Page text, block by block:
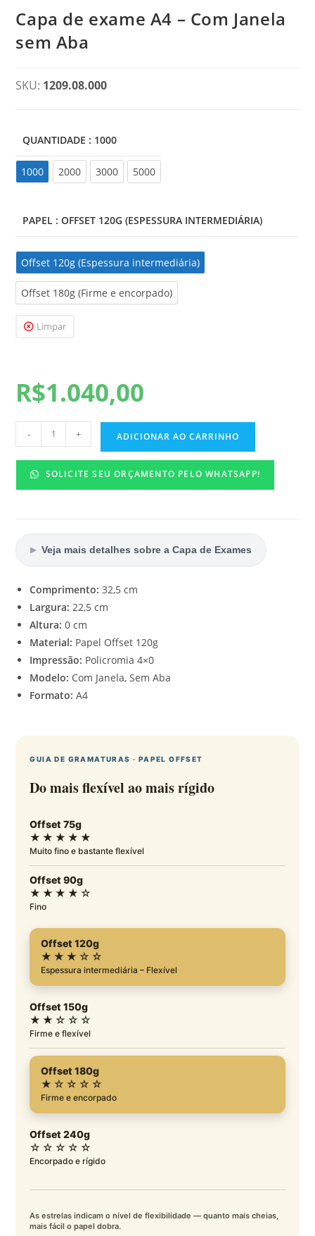
Capa de exame A4 – Com Janela
sem Aba
SKU: 1209.08.000
QUANTIDADE : 1000
1000
1000 2000 3000 5000
PAPEL : OFFSET 120G (ESPESSURA INTERMEDIÁRIA)
Offset 120g (Espessura intermediária)
Offset 120g (Espessura intermediária)
Offset 180g (Firme e encorpado)
Limpar
R$1.040,00
- + ADICIONAR AO CARRINHO
SOLICITE SEU ORÇAMENTO PELO WHATSAPP!
▶ Veja mais detalhes sobre a Capa de Exames
Comprimento: 32,5 cm
Largura: 22,5 cm
Altura: 0 cm
Material: Papel Offset 120g
Impressão: Policromia 4×0
Modelo: Com Janela, Sem Aba
Formato: A4
GUIA DE GRAMATURAS · PAPEL OFFSET
Do mais flexível ao mais rígido
Offset 75g
★★★★★
Muito fino e bastante flexível
Offset 90g
★★★★☆
Fino
Offset 120g
★★★☆☆
Espessura intermediária – Flexível
Offset 150g
★★☆☆☆
Firme e flexível
Offset 180g
★☆☆☆☆
Firme e encorpado
Offset 240g
☆☆☆☆☆
Encorpado e rígido
As estrelas indicam o nível de flexibilidade — quanto mais cheias,
mais fácil o papel dobra.